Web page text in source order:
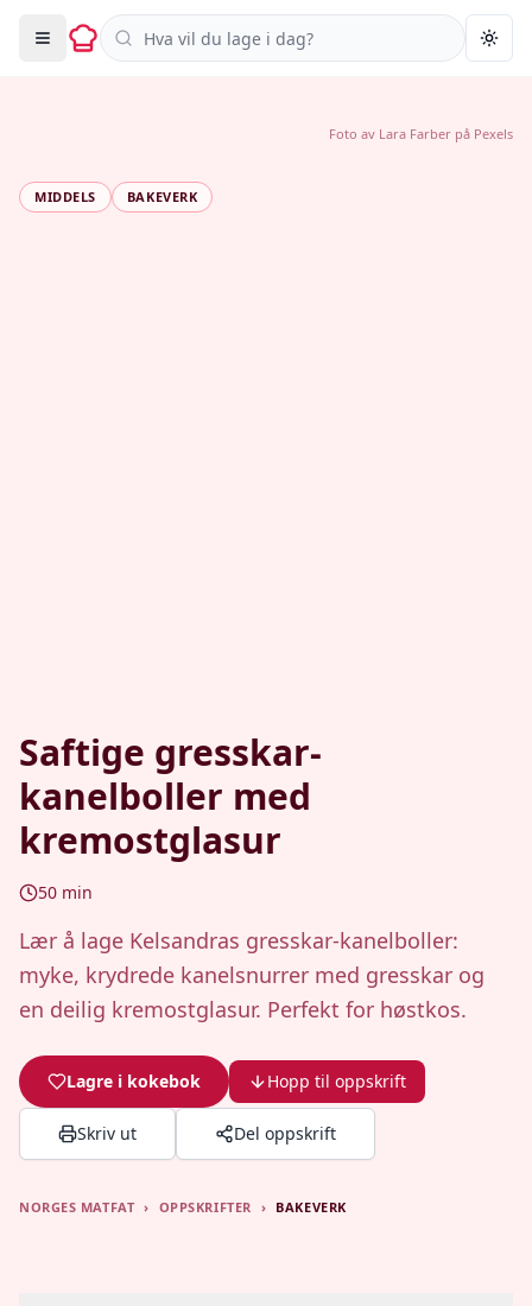
Søk i oppskrifter
MIDDELS BAKEVERK
Saftige gresskar-
kanelboller med
kremostglasur
50 min
Lær å lage Kelsandras gresskar-kanelboller:
myke, krydrede kanelsnurrer med gresskar og
en deilig kremostglasur. Perfekt for høstkos.
Lagre i kokebok Hopp til oppskrift
Skriv ut Del oppskrift
Foto av Lara Farber på Pexels
NORGES MATFAT › OPPSKRIFTER › BAKEVERK